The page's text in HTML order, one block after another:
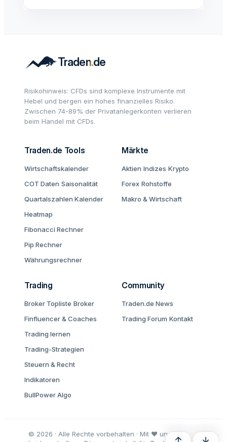
Risikohinweis: CFDs sind komplexe Instrumente mit
Hebel und bergen ein hohes finanzielles Risiko.
Zwischen 74-89% der Privatanlegerkonten verlieren
beim Handel mit CFDs.
Traden.de Tools
Wirtschaftskalender
COT Daten Saisonalität
Quartalszahlen Kalender
Heatmap
Fibonacci Rechner
Pip Rechner
Währungsrechner
Märkte
Aktien Indizes Krypto
Forex Rohstoffe
Makro & Wirtschaft
Trading
Broker Topliste Broker
Finfluencer & Coaches
Trading lernen
Trading-Strategien
Steuern & Recht
Indikatoren
BullPower Algo
Community
Traden.de News
Trading Forum Kontakt
© 2026 · Alle Rechte vorbehalten · Mit ♥ und